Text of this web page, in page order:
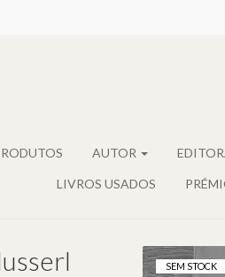
AUTOR
LIVROS USADOS
SEM STOCK